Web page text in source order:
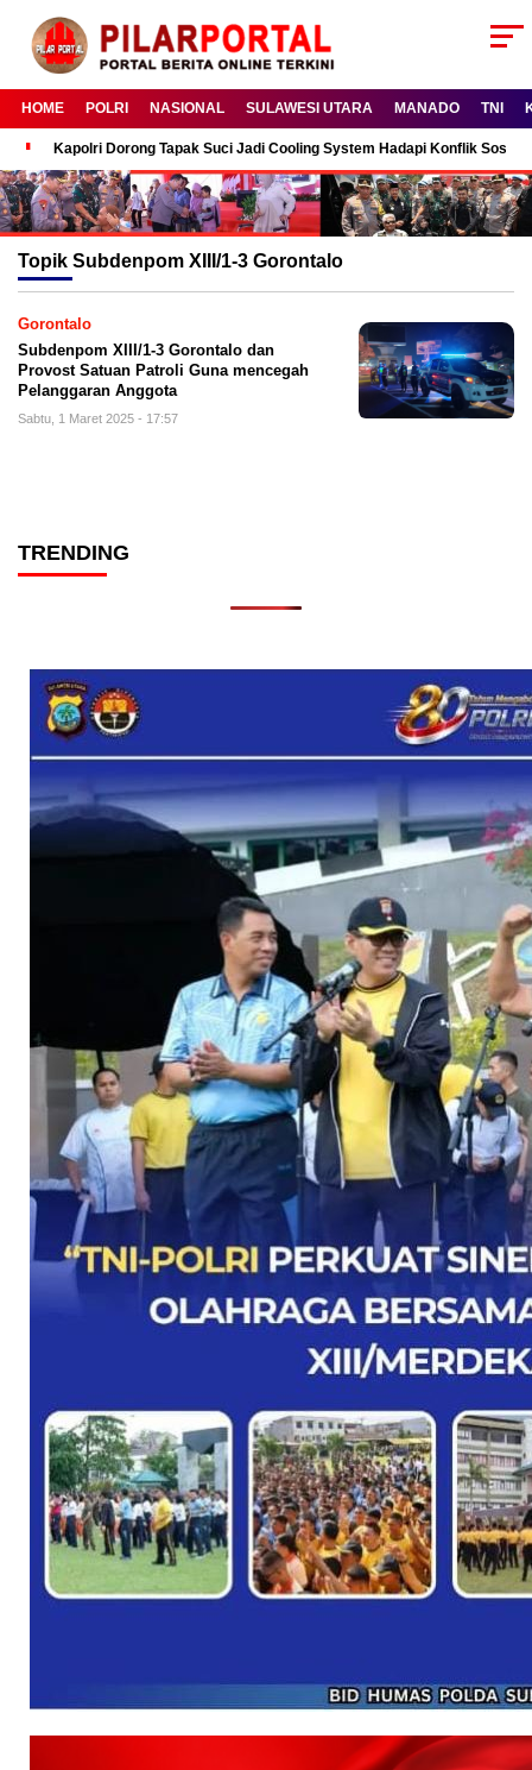
HOME POLRI NASIONAL SULAWESI UTARA MANADO TNI
Kapolri Dorong Tapak Suci Jadi Cooling System Hadapi Konflik Sosial
Topik Subdenpom XIII/1-3 Gorontalo
Gorontalo
Subdenpom XIII/1-3 Gorontalo dan
Provost Satuan Patroli Guna mencegah
Pelanggaran Anggota
Sabtu, 1 Maret 2025 - 17:57
TRENDING